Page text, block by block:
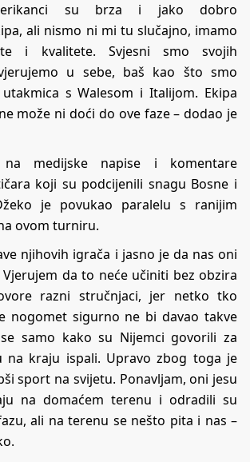
su brza i jako dobro
ali nismo ni mi tu slučajno, imamo
i kvalitete. Svjesni smo svojih
u sebe, baš kao što smo
s Walesom i Italijom. Ekipa
može ni doći do ove faze – dodao je
na medijske napise i komentare
koji su podcijenili snagu Bosne i
je povukao paralelu s ranijim
ovom turniru.
njihovih igrača i jasno je da nas oni
da to neće učiniti bez obzira
razni stručnjaci, jer netko tko
nogomet sigurno ne bi davao takve
samo kako su Nijemci govorili za
na kraju ispali. Upravo zbog toga je
sport na svijetu. Ponavljam, oni jesu
na domaćem terenu i odradili su
ali na terenu se nešto pita i nas –